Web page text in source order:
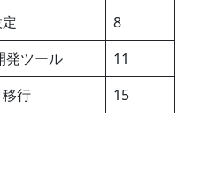
8
発ツール
11
行 15